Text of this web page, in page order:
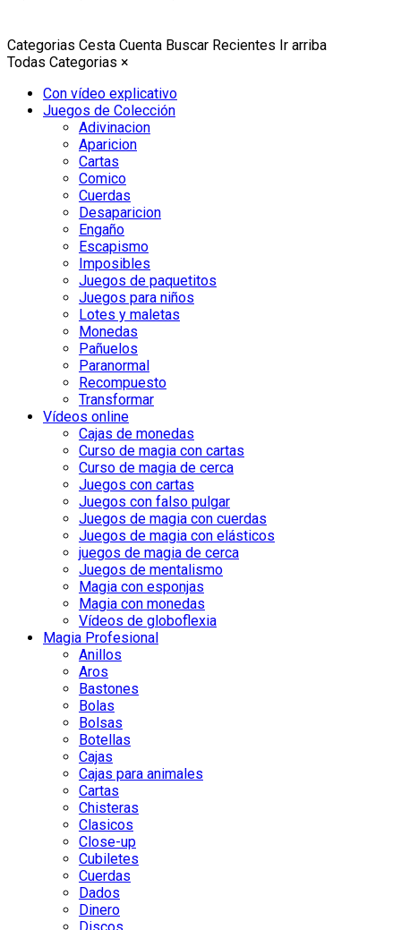
Categorias Cesta Cuenta Buscar Recientes Ir arriba
Todas Categorias ×
Con vídeo explicativo
Juegos de Colección
Adivinacion
Aparicion
Cartas
Comico
Cuerdas
Desaparicion
Engaño
Escapismo
Imposibles
Juegos de paquetitos
Juegos para niños
Lotes y maletas
Monedas
Pañuelos
Paranormal
Recompuesto
Transformar
Vídeos online
Cajas de monedas
Curso de magia con cartas
Curso de magia de cerca
Juegos con cartas
Juegos con falso pulgar
Juegos de magia con cuerdas
Juegos de magia con elásticos
juegos de magia de cerca
Juegos de mentalismo
Magia con esponjas
Magia con monedas
Vídeos de globoflexia
Magia Profesional
Anillos
Aros
Bastones
Bolas
Bolsas
Botellas
Cajas
Cajas para animales
Cartas
Chisteras
Clasicos
Close-up
Cubiletes
Cuerdas
Dados
Dinero